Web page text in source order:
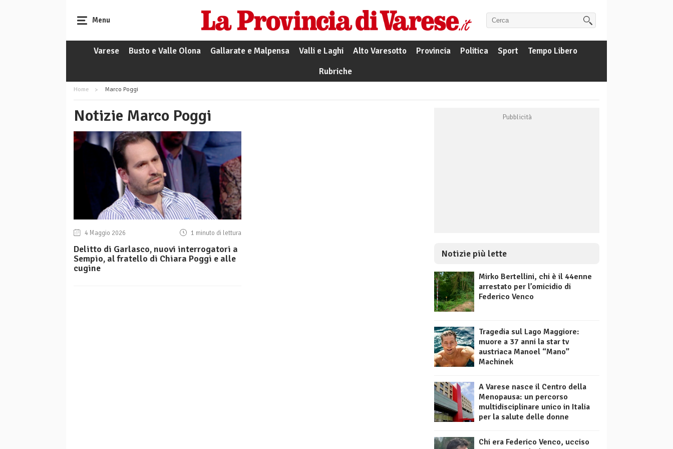
Menu
Varese Busto e Valle Olona Gallarate e Malpensa Valli e Laghi Alto Varesotto Provincia Politica Sport
Tempo Libero
Rubriche
Home Marco Poggi
Notizie Marco Poggi
4 Maggio 2026 1 minuto di lettura
Delitto di Garlasco, nuovi interrogatori a
Sempio, al fratello di Chiara Poggi e alle
cugine
Notizie più lette
Mirko Bertellini, chi è il 44enne
arrestato per l’omicidio di
Federico Venco
Tragedia sul Lago Maggiore:
muore a 37 anni la star tv
austriaca Manoel “Mano”
Machinek
A Varese nasce il Centro della
Menopausa: un percorso
multidisciplinare unico in Italia
per la salute delle donne
Chi era Federico Venco, ucciso